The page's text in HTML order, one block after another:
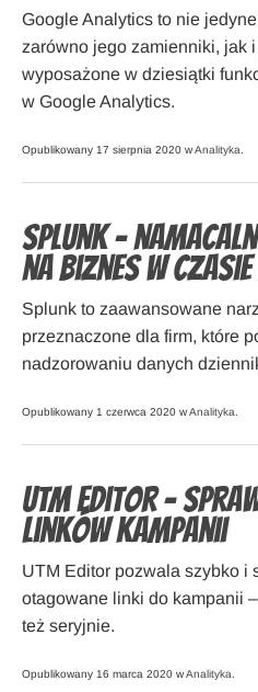
Google Analytics to nie
zarówno jego zamienniki, jak
wyposażone w dziesiątki
w Google Analytics.
Opublikowany 17 sierpnia 2020 wAnalityka
Splunk –
na biznes w
Splunk to zaawansowane
przeznaczone dla firm, które
nadzorowaniu danych
Opublikowany 1 czerwca 2020 wAnalityka
UTM Editor –
linków kampanii
UTM Editor pozwala szybko i
otagowane linki do kampanii
też seryjnie.
Opublikowany 16 marca 2020 wAnalityka